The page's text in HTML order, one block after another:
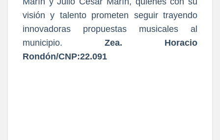
visión y talento prometen seguir trayendo
innovadoras propuestas musicales al
municipio. Zea. Horacio
Rondón/CNP:22.091